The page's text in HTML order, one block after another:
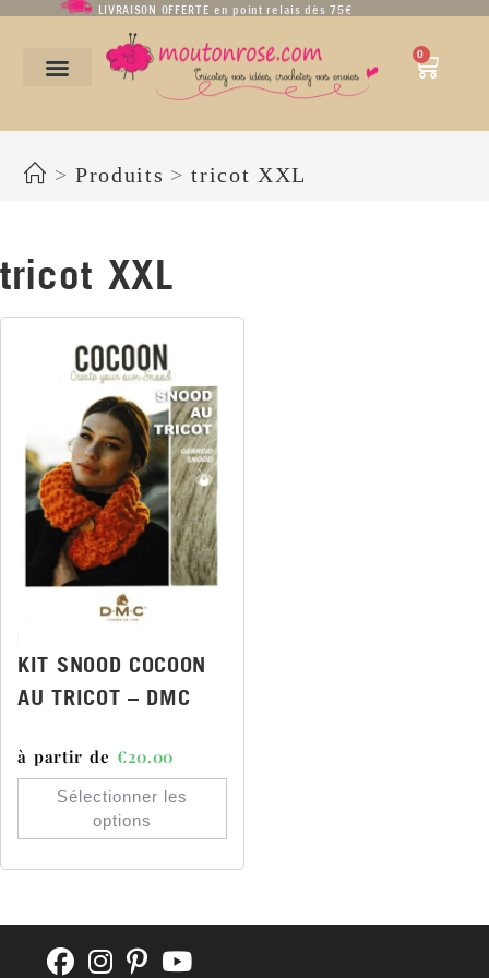
LIVRAISON OFFERTE en point relais dès 75€
0
> Produits > tricot XXL
tricot XXL
KIT SNOOD COCOON
AU TRICOT – DMC
à partir de €20.00
Sélectionner les
options